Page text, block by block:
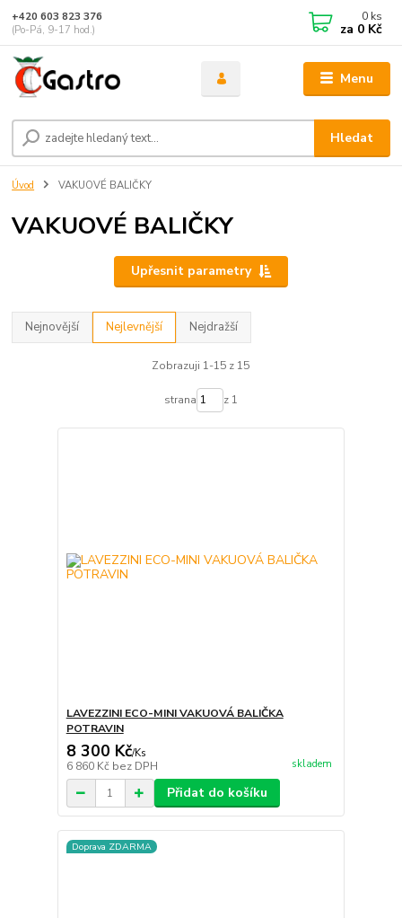
Menu
Hledat
+420 603 823 376
(Po-Pá, 9-17 hod.)
0 ks
za 0 Kč
Úvod VAKUOVÉ BALIČKY
VAKUOVÉ BALIČKY
Upřesnit parametry
Nejnovější Nejlevnější Nejdražší
Zobrazuji 1-15 z 15
strana z 1
LAVEZZINI ECO-MINI VAKUOVÁ BALIČKA
POTRAVIN
8 300 Kč/Ks
6 860 Kč bez DPH skladem
Přidat do košíku
Doprava ZDARMA